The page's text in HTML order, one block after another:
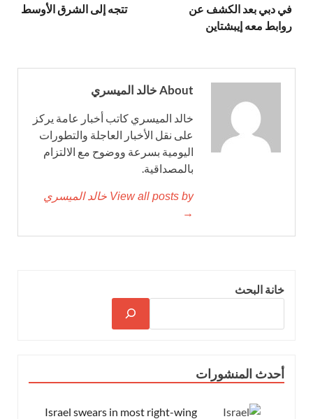
في دبي بعد الكشف عن
روابط معه إيبشتاين
تتجه إلى الشرق الأوسط
About خالد الميسري
خالد الميسري كاتب أخبار عامة يركز
على نقل الأخبار العاجلة والتطورات
اليومية بسرعة ووضوح مع الالتزام
بالمصداقية.
View all posts by خالد الميسري
→
خانة البحث
أحدث المنشورات
Israel swears in most right-wing